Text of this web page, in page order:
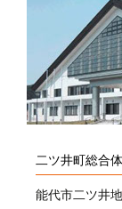
二ツ井町総合
能代市二ツ井